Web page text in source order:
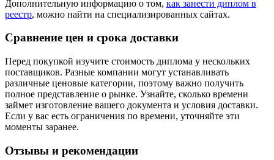
Дополнительную информацию о том, как занести диплом в
реестр, можно найти на специализированных сайтах.
Сравнение цен и срока доставки
Перед покупкой изучите стоимость диплома у нескольких
поставщиков. Разные компании могут устанавливать
различные ценовые категории, поэтому важно получить
полное представление о рынке. Узнайте, сколько времени
займет изготовление вашего документа и условия доставки.
Если у вас есть ограничения по времени, уточняйте эти
моменты заранее.
Отзывы и рекомендации